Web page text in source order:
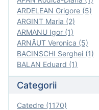
ARDELEAN Grigore (5)
ARGINT Maria (2)
ARMANU Igor (1)
ARNĂUT Veronica (5)
BACINSCHI Serghei (1)
BALAN Eduard (1)
Categorii
Catedre (1170)